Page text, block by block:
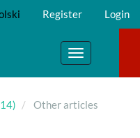
Register Login
Toggle
navigation
Other articles